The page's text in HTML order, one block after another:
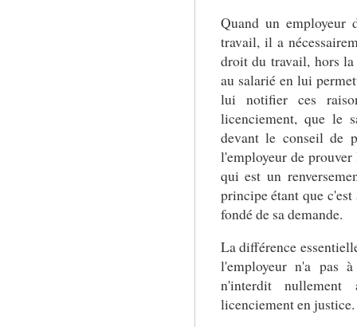
Quand un employeur
travail, il a
droit du travail, hors
au salarié en lui
lui notifier ces
licenciement, que le
devant le conseil de
l'employeur de
qui est un
principe étant que
fondé de sa demande.
La différence
l'employeur n'a pas
n'interdit
licenciement en justice.